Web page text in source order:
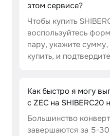
этом сервисе?
Чтобы купить
воспользуйтесь
пару, укажите
купить, и
Как быстро я могу
с ZEC на SHIBERC20
Большинство
завершаются за 5-30